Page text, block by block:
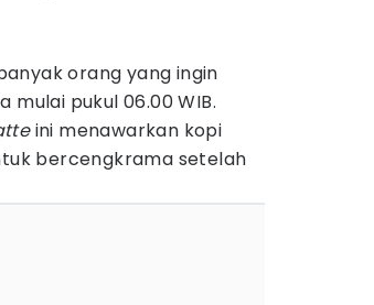
orang yang ingin
mulai pukul 06.00 WIB.
ini menawarkan kopi
bercengkrama setelah